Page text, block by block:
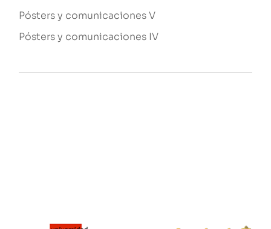
Pósters y comunicaciones V
Pósters y comunicaciones IV